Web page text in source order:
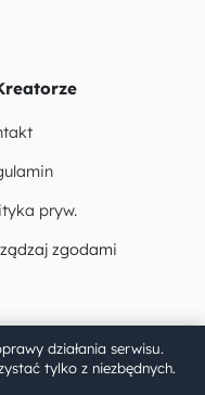
pryw.
zgodami
prawa zastrzeżone.
działania serwisu.
tylko z niezbędnych.